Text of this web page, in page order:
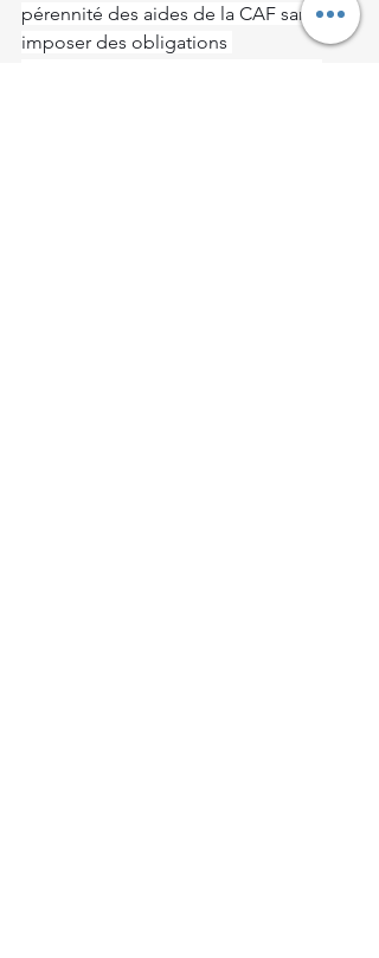
pérennité des aides de la CAF sans
imposer des obligations